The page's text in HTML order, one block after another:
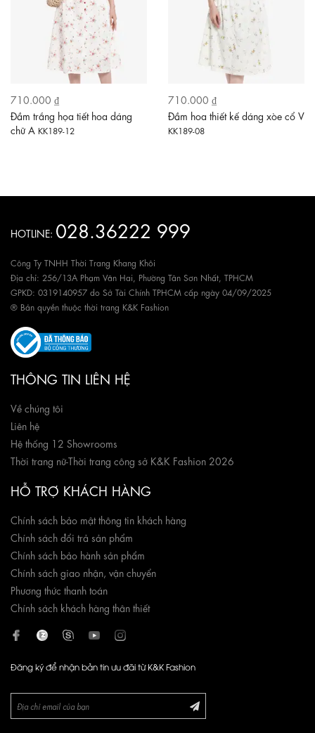
710.000 ₫
Đầm trắng họa tiết hoa dáng
chữ A KK189-12
710.000 ₫
Đầm hoa thiết kế dáng xòe cổ V
KK189-08
HOTLINE: 028.36222 999
Công Ty TNHH Thời Trang Khang Khôi
Địa chỉ: 256/13A Phạm Văn Hai, Phường Tân Sơn Nhất, TPHCM
GPKD: 0319140957 do Sở Tài Chính TPHCM cấp ngày 04/09/2025
® Bản quyền thuộc thời trang K&K Fashion
THÔNG TIN LIÊN HỆ
Về chúng tôi
Liên hệ
Hệ thống 12 Showrooms
Thời trang nữ-Thời trang công sở K&K Fashion 2026
HỖ TRỢ KHÁCH HÀNG
Chính sách bảo mật thông tin khách hàng
Chính sách đổi trả sản phẩm
Chính sách bảo hành sản phẩm
Chính sách giao nhận, vận chuyển
Phương thức thanh toán
Chính sách khách hàng thân thiết
Đăng ký để nhận bản tin ưu đãi từ K&K Fashion